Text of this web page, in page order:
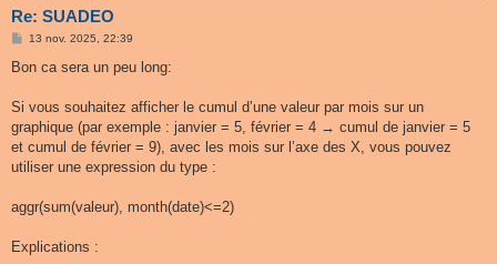
Re: SUADEO
M
s
g
13 nov. 2025, 22:39
Bon ca sera un peu long:
Si vous souhaitez afficher le cumul d’une valeur par mois sur un
graphique (par exemple : janvier = 5, février = 4 → cumul de janvier = 5
et cumul de février = 9), avec les mois sur l’axe des X, vous pouvez
utiliser une expression du type :
aggr(sum(valeur), month(date)<=2)
Explications :